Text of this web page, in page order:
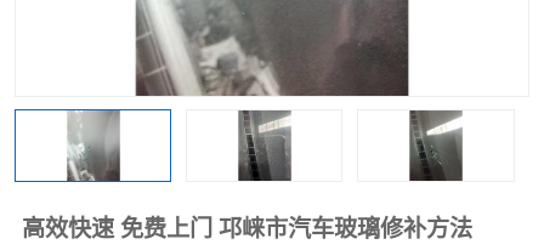
高效快速 免费上门 邛崃市汽车玻璃修补方法